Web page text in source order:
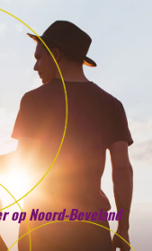
op Noord-Beveland